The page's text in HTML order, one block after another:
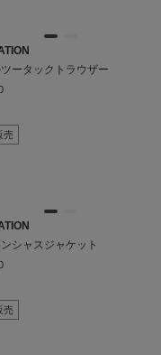
ータックトラウザー
売
シャスジャケット
売